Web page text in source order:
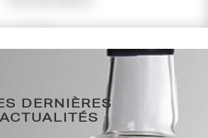
70€
(plus haut annuel)
0€ (plus bas annuel)
DERNIÈRES
ACTUALITÉS